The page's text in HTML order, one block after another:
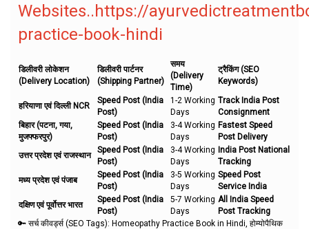
Websites..https://
practice-book-hindi
डिलीवरी लोकेशन
(Delivery Location)
डिलीवरी पार्टनर
(Shipping Partner)
समय
(Delivery
Time)
ट्रैकिंग (SEO
Keywords)
हरियाणा एवं दिल्ली NCR
Speed Post (India
Post)
1-2 Working
Days
Track India Post
Consignment
बिहार (पटना, गया,
मुजफ्फरपुर)
Speed Post (India
Post)
3-4 Working
Days
Fastest Speed
Post Delivery
उत्तर प्रदेश एवं राजस्थान
Speed Post (India
Post)
3-4 Working
Days
India Post National
Tracking
मध्य प्रदेश एवं पंजाब
Speed Post (India
Post)
3-5 Working
Days
Speed Post
Service India
दक्षिण एवं पूर्वोत्तर भारत
Speed Post (India
Post)
5-7 Working
Days
All India Speed
Post Tracking
🔑 सर्च कीवर्ड्स (SEO Tags): Homeopathy Practice Book in Hindi, होम्योपैथिक